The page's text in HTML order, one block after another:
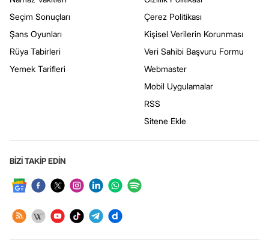
Seçim Sonuçları
Şans Oyunları
Rüya Tabirleri
Yemek Tarifleri
Çerez Politikası
Kişisel Verilerin Korunması
Veri Sahibi Başvuru Formu
Webmaster
Mobil Uygulamalar
RSS
Sitene Ekle
BİZİ TAKİP EDİN